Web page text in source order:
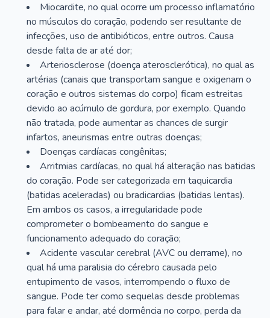
Miocardite, no qual ocorre um processo inflamatório
no músculos do coração, podendo ser resultante de
infecções, uso de antibióticos, entre outros. Causa
desde falta de ar até dor;
Arteriosclerose (doença aterosclerótica), no qual as
artérias (canais que transportam sangue e oxigenam o
coração e outros sistemas do corpo) ficam estreitas
devido ao acúmulo de gordura, por exemplo. Quando
não tratada, pode aumentar as chances de surgir
infartos, aneurismas entre outras doenças;
Doenças cardíacas congênitas;
Arritmias cardíacas, no qual há alteração nas batidas
do coração. Pode ser categorizada em taquicardia
(batidas aceleradas) ou bradicardias (batidas lentas).
Em ambos os casos, a irregularidade pode
comprometer o bombeamento do sangue e
funcionamento adequado do coração;
Acidente vascular cerebral (AVC ou derrame), no
qual há uma paralisia do cérebro causada pelo
entupimento de vasos, interrompendo o fluxo de
sangue. Pode ter como sequelas desde problemas
para falar e andar, até dormência no corpo, perda da